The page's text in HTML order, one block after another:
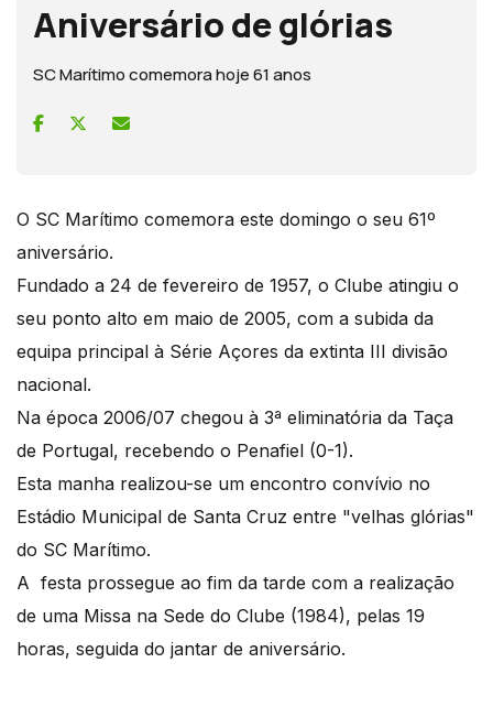
Aniversário de glórias
SC Marítimo comemora hoje 61 anos
O SC Marítimo comemora este domingo o seu 61º
aniversário.
Fundado a 24 de fevereiro de 1957, o Clube atingiu o
seu ponto alto em maio de 2005, com a subida da
equipa principal à Série Açores da extinta III divisão
nacional.
Na época 2006/07 chegou à 3ª eliminatória da Taça
de Portugal, recebendo o Penafiel (0-1).
Esta manha realizou-se um encontro convívio no
Estádio Municipal de Santa Cruz entre "velhas glórias"
do SC Marítimo.
A festa prossegue ao fim da tarde com a realização
de uma Missa na Sede do Clube (1984), pelas 19
horas, seguida do jantar de aniversário.